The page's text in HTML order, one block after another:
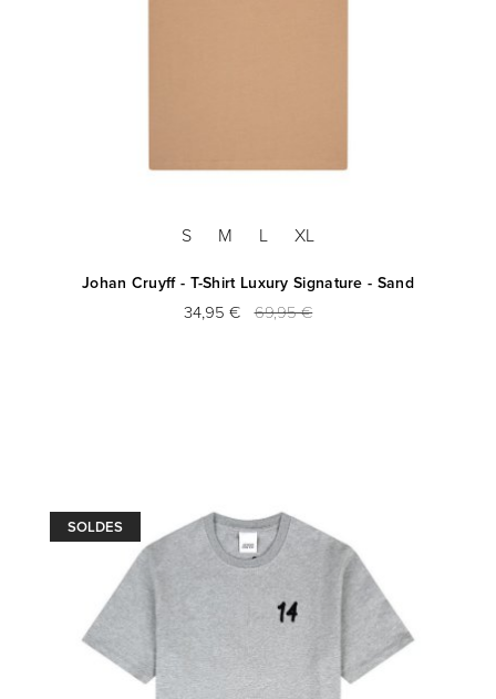
S M L XL
Johan Cruyff - T-Shirt Luxury Signature - Sand
34,95 € 69,95 €
SOLDES